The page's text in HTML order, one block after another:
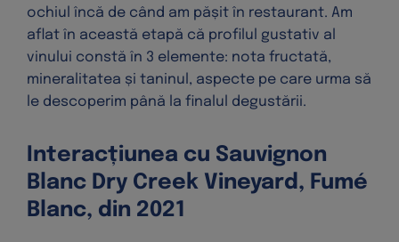
ochiul încă de când am pășit în restaurant. Am
aflat în această etapă că profilul gustativ al
vinului constă în 3 elemente: nota fructată,
mineralitatea și taninul, aspecte pe care urma să
le descoperim până la finalul degustării.
Interacțiunea cu Sauvignon
Blanc Dry Creek Vineyard, Fumé
Blanc, din 2021